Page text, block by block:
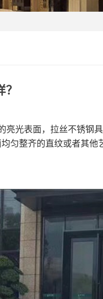
亮光表面，拉丝不锈钢
匀整齐的直纹或者其他